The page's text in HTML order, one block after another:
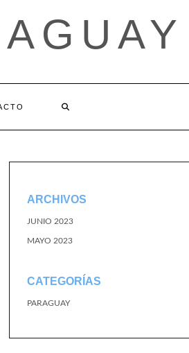
ARCHIVOS
JUNIO 2023
MAYO 2023
CATEGORÍAS
PARAGUAY